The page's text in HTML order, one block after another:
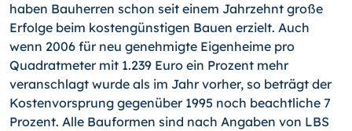
haben Bauherren schon seit einem Jahrzehnt große
Erfolge beim kostengünstigen Bauen erzielt. Auch
wenn 2006 für neu genehmigte Eigenheime pro
Quadratmeter mit 1.239 Euro ein Prozent mehr
veranschlagt wurde als im Jahr vorher, so beträgt der
Kostenvorsprung gegenüber 1995 noch beachtliche 7
Prozent. Alle Bauformen sind nach Angaben von LBS